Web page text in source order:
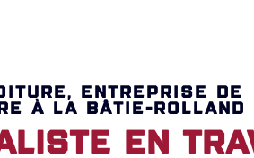
ENTREPRISE DE
À LA BÂTIE-ROLLAND |
en